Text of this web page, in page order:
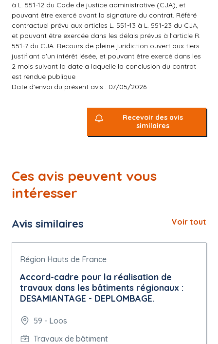
à L. 551-12 du Code de justice administrative (CJA), et
pouvant être exercé avant la signature du contrat. Référé
contractuel prévu aux articles L. 551-13 à L. 551-23 du CJA,
et pouvant être exercée dans les délais prévus à l'article R.
551-7 du CJA. Recours de pleine juridiction ouvert aux tiers
justifiant d'un intérêt lésée, et pouvant être exercé dans les
2 mois suivant la date a laquelle la conclusion du contrat
est rendue publique
Date d'envoi du présent avis : 07/05/2026
Recevoir des avis
similaires
Ces avis peuvent vous
intéresser
Avis similaires Voir tout
Région Hauts de France
Accord-cadre pour la réalisation de
travaux dans les bâtiments régionaux :
DESAMIANTAGE - DEPLOMBAGE.
59 - Loos
Travaux de bâtiment